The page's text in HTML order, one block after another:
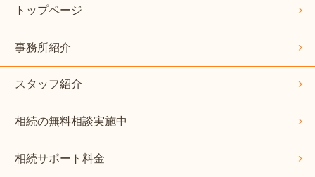
トップページ
事務所紹介
スタッフ紹介
相続の無料相談実施中
相続サポート料金